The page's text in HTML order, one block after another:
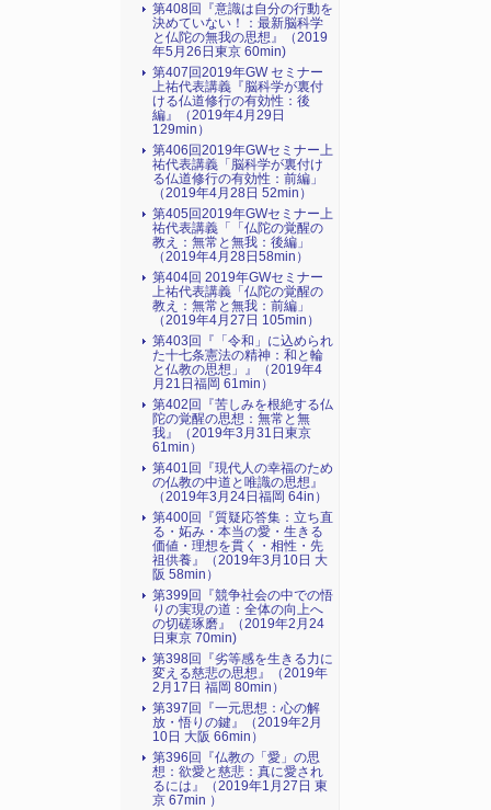
第408回『意識は自分の行動を
決めていない！：最新脳科学
と仏陀の無我の思想』（2019
年5月26日東京 60min)
第407回2019年GW セミナー
上祐代表講義『脳科学が裏付
ける仏道修行の有効性：後
編』（2019年4月29日
129min）
第406回2019年GWセミナー上
祐代表講義「脳科学が裏付け
る仏道修行の有効性：前編」
（2019年4月28日 52min）
第405回2019年GWセミナー上
祐代表講義「「仏陀の覚醒の
教え：無常と無我：後編」
（2019年4月28日58min）
第404回 2019年GWセミナー
上祐代表講義「仏陀の覚醒の
教え：無常と無我：前編」
（2019年4月27日 105min）
第403回『「令和」に込められ
た十七条憲法の精神：和と輪
と仏教の思想」』（2019年4
月21日福岡 61min）
第402回『苦しみを根絶する仏
陀の覚醒の思想：無常と無
我』（2019年3月31日東京
61min）
第401回『現代人の幸福のため
の仏教の中道と唯識の思想』
（2019年3月24日福岡 64in）
第400回『質疑応答集：立ち直
る・妬み・本当の愛・生きる
価値・理想を貫く・相性・先
祖供養』（2019年3月10日 大
阪 58min）
第399回『競争社会の中での悟
りの実現の道：全体の向上へ
の切磋琢磨』（2019年2月24
日東京 70min)
第398回『劣等感を生きる力に
変える慈悲の思想』（2019年
2月17日 福岡 80min）
第397回『一元思想：心の解
放・悟りの鍵』（2019年2月
10日 大阪 66min）
第396回『仏教の「愛」の思
想：欲愛と慈悲：真に愛され
るには』（2019年1月27日 東
京 67min ）